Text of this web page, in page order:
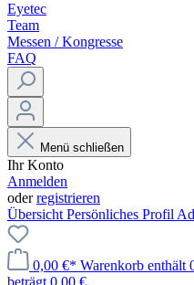
Eyetec
Team
Messen / Kongresse
FAQ
Menü schließen
Ihr Konto
Anmelden
oderregistrieren
Übersicht Persönliches Profil
0,00 €* Warenkorb enthält
beträgt 0,00 €.